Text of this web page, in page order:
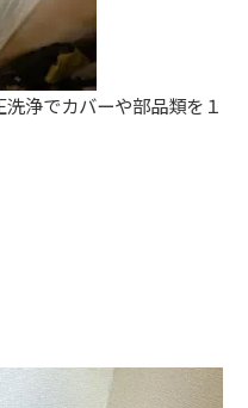
浄でカバーや部品類を１